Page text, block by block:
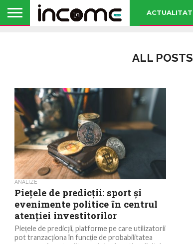
ALL
ANALIZE
Piețele de predicții: sport și
evenimente politice în centrul
atenției investitorilor
Piețele de predicții, platforme pe care utilizatorii
pot tranzacționa în funcție de probabilitatea